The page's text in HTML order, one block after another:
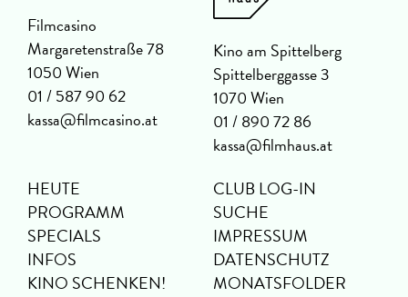
Filmcasino
Margaretenstraße 78
1050 Wien
01 / 587 90 62
kassa@filmcasino.at
Kino am Spittelberg
Spittelberggasse 3
1070 Wien
01 / 890 72 86
kassa@filmhaus.at
HEUTE
PROGRAMM
SPECIALS
INFOS
KINO SCHENKEN!
CLUB LOG-IN
SUCHE
IMPRESSUM
DATENSCHUTZ
MONATSFOLDER